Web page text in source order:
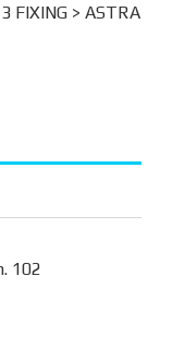
FIXING > ASTRA
102